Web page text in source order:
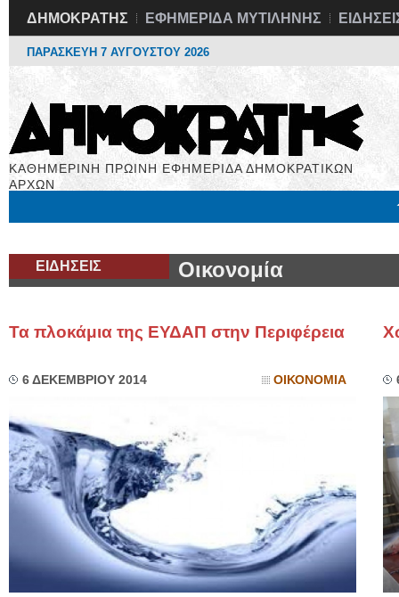
ΔΗΜΟΚΡΑΤΗΣ ΕΦΗΜΕΡΙΔΑ ΜΥΤΙΛΗΝΗΣ
ΠΑΡΑΣΚΕΥΗ 7 ΑΥΓΟΥΣΤΟΥ 2026
ΚΑΘΗΜΕΡΙΝΗ ΠΡΩΙΝΗ ΕΦΗΜΕΡΙΔΑ ΔΗΜΟΚΡΑΤΙΚΩΝ
ΑΡΧΩΝ
ΕΙΔΗΣΕΙΣ Οικονομία
Τα πλοκάμια της ΕΥΔΑΠ στην Περιφέρεια
6 ΔΕΚΕΜΒΡΙΟΥ 2014 ΟΙΚΟΝΟΜΙΑ